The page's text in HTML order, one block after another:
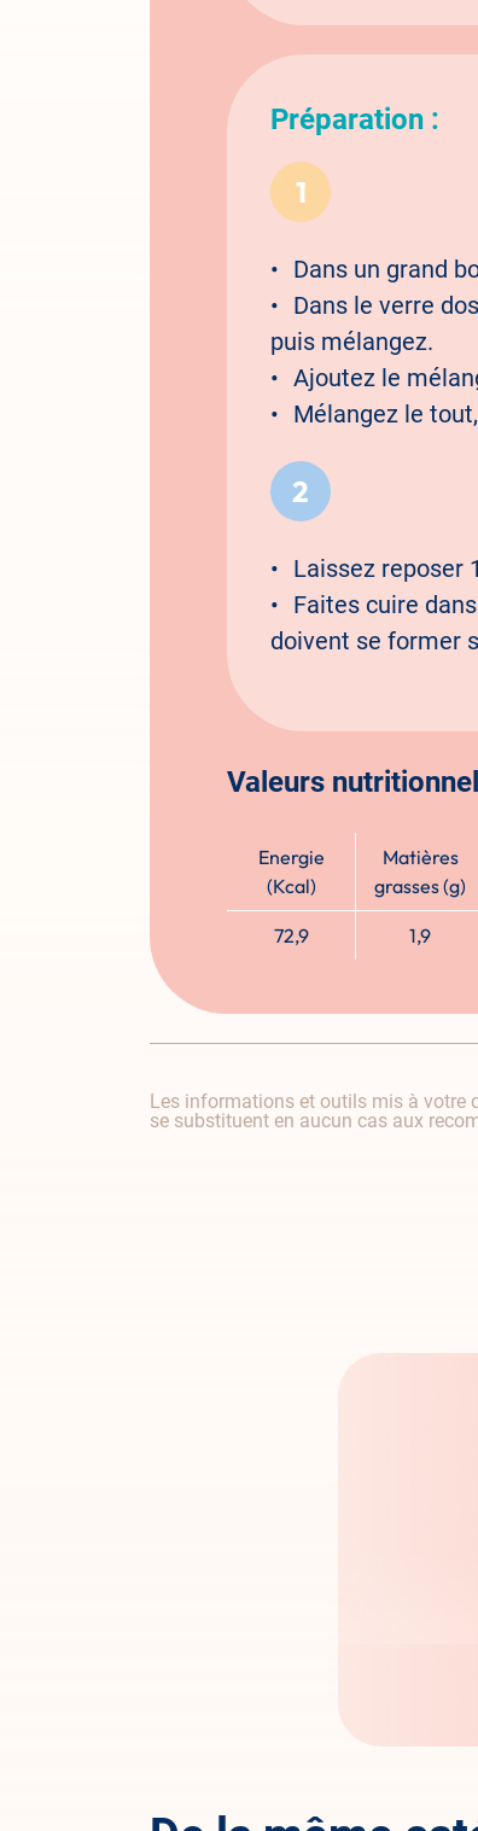
Préparation :
Dans un grand
Dans le verre
puis mélangez.
Ajoutez le
Mélangez le
Laissez reposer
Faites cuire
doivent se former
Valeurs
Energie
(Kcal)
72,9
Matières
grasses (g)
1,9
Les informations et outils mis à votre
se substituent en aucun cas aux